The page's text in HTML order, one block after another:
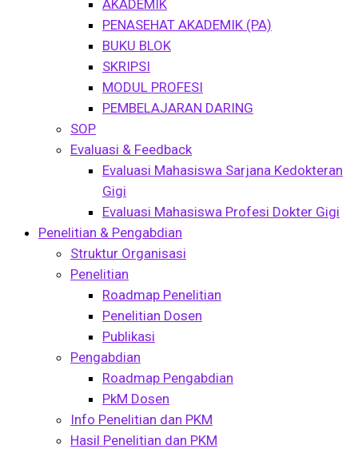
AKADEMIK
PENASEHAT AKADEMIK (PA)
BUKU BLOK
SKRIPSI
MODUL PROFESI
PEMBELAJARAN DARING
SOP
Evaluasi & Feedback
Evaluasi Mahasiswa Sarjana Kedokteran
Gigi
Evaluasi Mahasiswa Profesi Dokter Gigi
Penelitian & Pengabdian
Struktur Organisasi
Penelitian
Roadmap Penelitian
Penelitian Dosen
Publikasi
Pengabdian
Roadmap Pengabdian
PkM Dosen
Info Penelitian dan PKM
Hasil Penelitian dan PKM